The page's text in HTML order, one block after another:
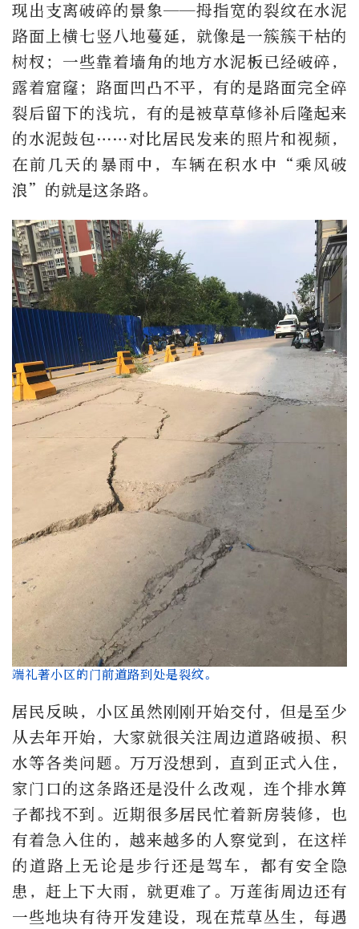
现出支离破碎的景象——拇指宽的裂纹在水泥
路面上横七竖八地蔓延，就像是一簇簇干枯的
树杈；一些靠着墙角的地方水泥板已经破碎，
露着窟窿；路面凹凸不平，有的是路面完全碎
裂后留下的浅坑，有的是被草草修补后隆起来
的水泥鼓包……对比居民发来的照片和视频，
在前几天的暴雨中，车辆在积水中“乘风破
浪”的就是这条路。
端礼著小区的门前道路到处是裂纹。
居民反映，小区虽然刚刚开始交付，但是至少
从去年开始，大家就很关注周边道路破损、积
水等各类问题。万万没想到，直到正式入住，
家门口的这条路还是没什么改观，连个排水箅
子都找不到。近期很多居民忙着新房装修，也
有着急入住的，越来越多的人察觉到，在这样
的道路上无论是步行还是驾车，都有安全隐
患，赶上下大雨，就更难了。万莲街周边还有
一些地块有待开发建设，现在荒草丛生，每遇